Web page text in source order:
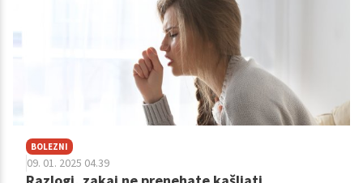
BOLEZNI
09. 01. 2025 04.39